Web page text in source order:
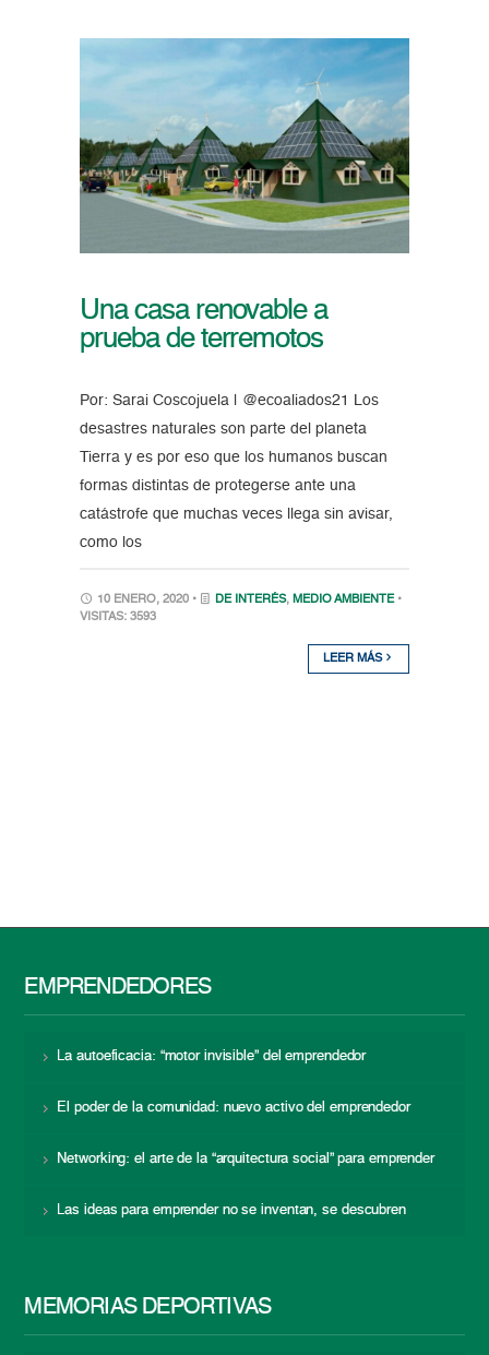
Una casa renovable a
prueba de terremotos
Por: Sarai Coscojuela | @ecoaliados21 Los
desastres naturales son parte del planeta
Tierra y es por eso que los humanos buscan
formas distintas de protegerse ante una
catástrofe que muchas veces llega sin avisar,
como los
10 ENERO, 2020 • DE INTERÉS, MEDIO AMBIENTE •
VISITAS: 3593
LEER MÁS
EMPRENDEDORES
La autoeficacia: “motor invisible” del emprendedor
El poder de la comunidad: nuevo activo del emprendedor
Networking: el arte de la “arquitectura social” para emprender
Las ideas para emprender no se inventan, se descubren
MEMORIAS DEPORTIVAS